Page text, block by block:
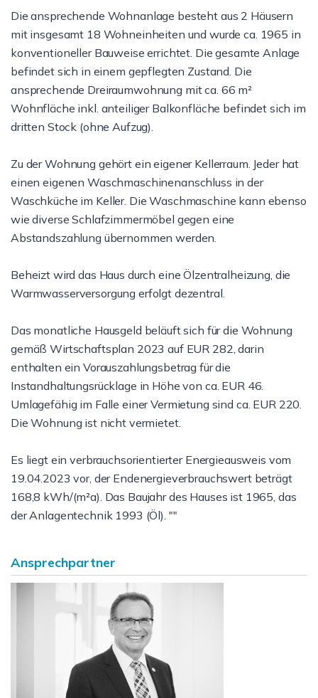
Die ansprechende Wohnanlage besteht aus 2 Häusern
mit insgesamt 18 Wohneinheiten und wurde ca. 1965 in
konventioneller Bauweise errichtet. Die gesamte Anlage
befindet sich in einem gepflegten Zustand. Die
ansprechende Dreiraumwohnung mit ca. 66 m²
Wohnfläche inkl. anteiliger Balkonfläche befindet sich im
dritten Stock (ohne Aufzug).
Zu der Wohnung gehört ein eigener Kellerraum. Jeder hat
einen eigenen Waschmaschinenanschluss in der
Waschküche im Keller. Die Waschmaschine kann ebenso
wie diverse Schlafzimmermöbel gegen eine
Abstandszahlung übernommen werden.
Beheizt wird das Haus durch eine Ölzentralheizung, die
Warmwasserversorgung erfolgt dezentral.
Das monatliche Hausgeld beläuft sich für die Wohnung
gemäß Wirtschaftsplan 2023 auf EUR 282, darin
enthalten ein Vorauszahlungsbetrag für die
Instandhaltungsrücklage in Höhe von ca. EUR 46.
Umlagefähig im Falle einer Vermietung sind ca. EUR 220.
Die Wohnung ist nicht vermietet.
Es liegt ein verbrauchsorientierter Energieausweis vom
19.04.2023 vor, der Endenergieverbrauchswert beträgt
168,8 kWh/(m²a). Das Baujahr des Hauses ist 1965, das
der Anlagentechnik 1993 (Öl). ""
Ansprechpartner